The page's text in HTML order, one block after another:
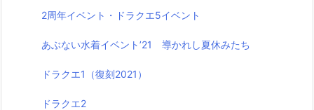
2周年イベント・ドラクエ5イベント
あぶない水着イベント’21 導かれし夏休みたち
ドラクエ1（復刻2021）
ドラクエ2